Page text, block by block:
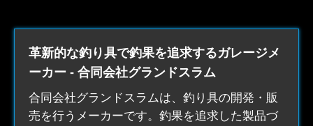
革新的な釣り具で釣果を追求するガレージメ
ーカー - 合同会社グランドスラム
合同会社グランドスラムは、 釣り具の開発・販
売を行うメーカーです。釣果を追求した製品づ